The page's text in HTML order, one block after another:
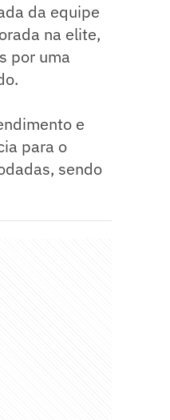
da equipe
na elite,
por uma
e
para o
sendo